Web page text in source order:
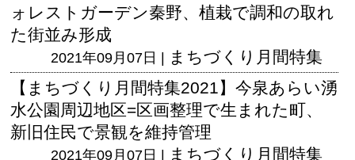
ォレストガーデン秦野、植栽で調和の取れ
た街並み形成
2021年09月07日 | まちづくり月間特集
【まちづくり月間特集2021】今泉あらい湧
水公園周辺地区=区画整理で生まれた町、
新旧住民で景観を維持管理
2021年09月07日 | まちづくり月間特集